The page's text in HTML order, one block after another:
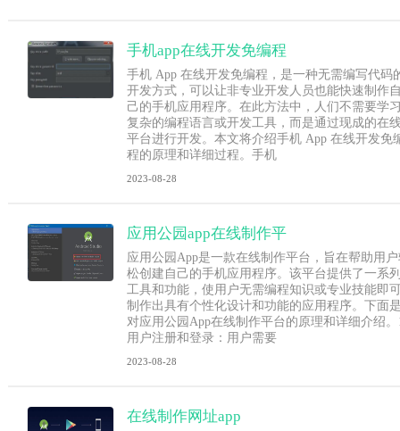
手机app在线开发免编程
手机 App 在线开发免编程，是一种无需编写代码
开发方式，可以让非专业开发人员也能快速制作
己的手机应用程序。在此方法中，人们不需要学
复杂的编程语言或开发工具，而是通过现成的在
平台进行开发。本文将介绍手机 App 在线开发免
程的原理和详细过程。手机
2023-08-28
应用公园app在线制作平
应用公园App是一款在线制作平台，旨在帮助用
松创建自己的手机应用程序。该平台提供了一系
工具和功能，使用户无需编程知识或专业技能即
制作出具有个性化设计和功能的应用程序。下面
对应用公园App在线制作平台的原理和详细介绍。
用户注册和登录：用户需要
2023-08-28
在线制作网址app